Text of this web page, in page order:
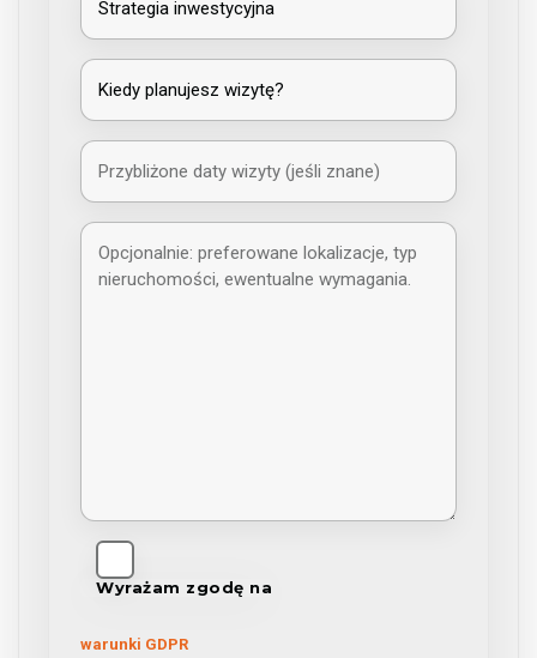
Wyrażam zgodę na
warunki GDPR